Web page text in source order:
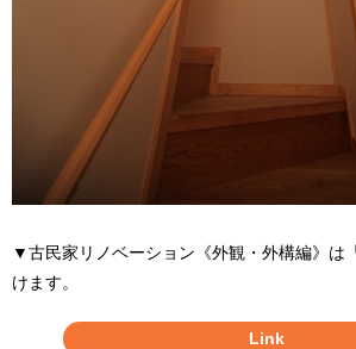
▼古民家リノベーション《外観・外構編》は
けます。
Link